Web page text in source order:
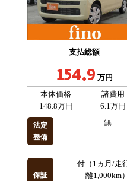
支払総額
154.9 万円
本体価格
148.8万円
諸費用
6.1万円
法定
整備
無
保証
付（1ヵ月/走
離1,000km）